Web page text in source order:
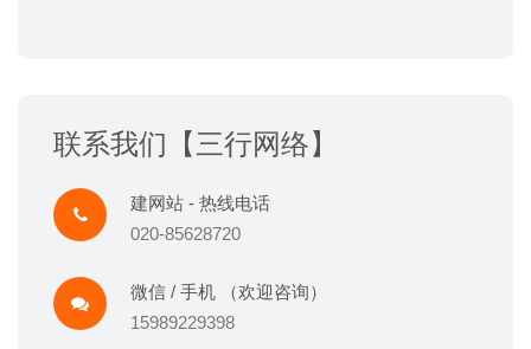
联系我们【三行网络】
建网站 - 热线电话
020-85628720
微信 / 手机 （欢迎咨询）
15989229398